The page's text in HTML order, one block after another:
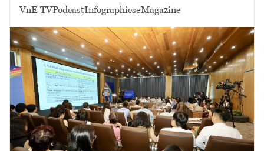
VnE TVPodcastInfographicseMagazine